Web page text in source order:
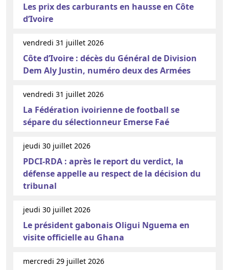
Les prix des carburants en hausse en Côte
d’Ivoire
vendredi 31 juillet 2026
Côte d’Ivoire : décès du Général de Division
Dem Aly Justin, numéro deux des Armées
vendredi 31 juillet 2026
La Fédération ivoirienne de football se
sépare du sélectionneur Emerse Faé
jeudi 30 juillet 2026
PDCI-RDA : après le report du verdict, la
défense appelle au respect de la décision du
tribunal
jeudi 30 juillet 2026
Le président gabonais Oligui Nguema en
visite officielle au Ghana
mercredi 29 juillet 2026